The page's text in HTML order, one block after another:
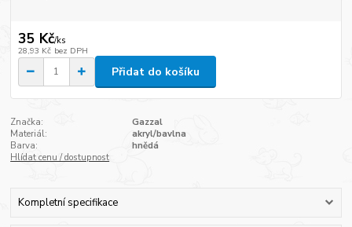
35 Kč/ks
28,93 Kč bez DPH
Přidat do košíku
Značka:
Gazzal
Materiál:
akryl/bavlna
Barva:
hnědá
Hlídat cenu / dostupnost
Kompletní specifikace